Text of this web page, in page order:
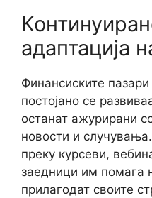
адаптација
Финансиските
постојано се
останат ажурирани
новости и
преку курсеви,
заедници им помага
прилагодат своите